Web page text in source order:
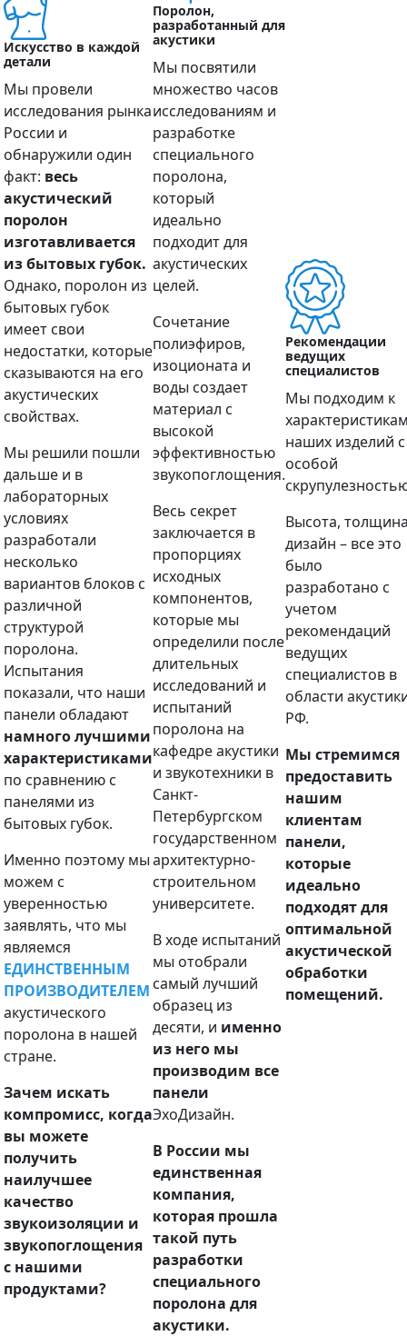
Искусство в каждой
детали
Мы провели
исследования рынка
России и
обнаружили один
факт: весь
акустический
поролон
изготавливается
из бытовых губок.
Однако, поролон из
бытовых губок
имеет свои
недостатки, которые
сказываются на его
акустических
свойствах.
Мы решили пошли
дальше и в
лабораторных
условиях
разработали
несколько
вариантов блоков с
различной
структурой
поролона.
Испытания
показали, что наши
панели обладают
намного лучшими
характеристиками
по сравнению с
панелями из
бытовых губок.
Именно поэтому мы
можем с
уверенностью
заявлять, что мы
являемся
ЕДИНСТВЕННЫМ
ПРОИЗВОДИТЕЛЕМ
акустического
поролона в нашей
стране.
Зачем искать
компромисс, когда
вы можете
получить
наилучшее
качество
звукоизоляции и
звукопоглощения
с нашими
продуктами?
Поролон,
разработанный для
акустики
Мы посвятили
множество часов
исследованиям и
разработке
специального
поролона,
который
идеально
подходит для
акустических
целей.
Сочетание
полиэфиров,
изоционата и
воды создает
материал с
высокой
эффективностью
звукопоглощения.
Весь секрет
заключается в
пропорциях
исходных
компонентов,
которые мы
определили после
длительных
исследований и
испытаний
поролона на
кафедре акустики
и звукотехники в
Санкт-
Петербургском
государственном
архитектурно-
строительном
университете.
В ходе испытаний
мы отобрали
самый лучший
образец из
десяти, и именно
из него мы
производим все
панели
ЭхоДизайн.
В России мы
единственная
компания,
которая прошла
такой путь
разработки
специального
поролона для
акустики.
Рекомендации
ведущих
специалистов
Мы подходим к
наших изделий с
особой
Высота,
дизайн – все это
было
разработано с
учетом
рекомендаций
ведущих
специалистов в
области
РФ.
Мы стремимся
предоставить
нашим
клиентам
панели,
которые
идеально
подходят для
оптимальной
акустической
обработки
помещений.